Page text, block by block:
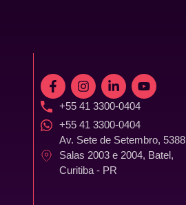
+55 41 3300-0404
+55 41 3300-0404
Av. Sete de Setembro, 5388
Salas 2003 e 2004, Batel,
Curitiba - PR